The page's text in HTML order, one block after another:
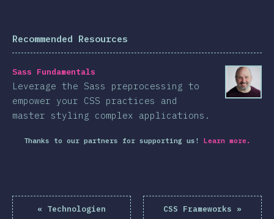
Recommended Resources
Sass Fundamentals
Leverage the Sass preprocessing to
empower your CSS practices and
master styling complex applications.
Thanks to our partners for supporting us! Learn more.
« Technologien CSS Frameworks »